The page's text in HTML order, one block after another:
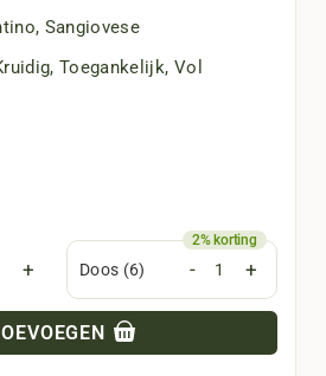
, Sangiovese
,Toegankelijk, Vol
+ Doos (6) - +